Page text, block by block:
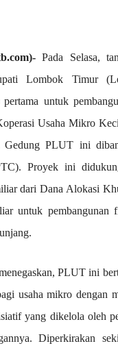
Pada Selasa,
Lombok Timur
untuk
Usaha Mikro
PLUT ini
Proyek ini
dari Dana Alokasi
untuk pembangunan
PLUT ini
usaha mikro dengan
yang dikelola oleh
Diperkirakan